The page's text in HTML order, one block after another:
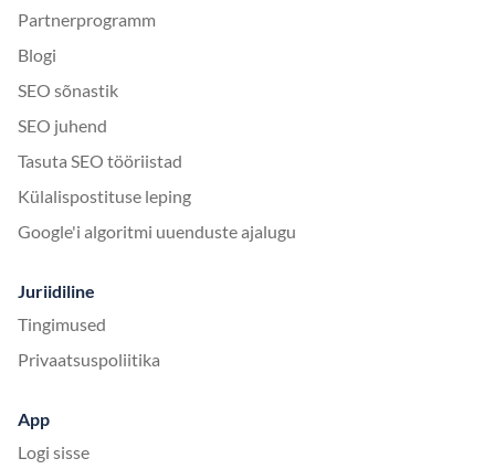
Partnerprogramm
Blogi
SEO sõnastik
SEO juhend
Tasuta SEO tööriistad
Külalispostituse leping
Google'i algoritmi uuenduste ajalugu
Juriidiline
Tingimused
Privaatsuspoliitika
App
Logi sisse